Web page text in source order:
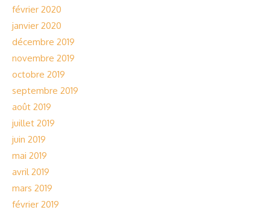
février 2020
janvier 2020
décembre 2019
novembre 2019
octobre 2019
septembre 2019
août 2019
juillet 2019
juin 2019
mai 2019
avril 2019
mars 2019
février 2019